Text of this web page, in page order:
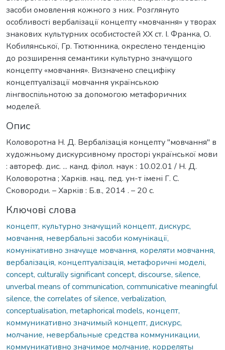
засоби омовлення кожного з них. Розглянуто
особливості вербалізації концепту «мовчання» у творах
знакових культурних особистостей ХХ ст. І. Франка, О.
Кобилянської, Гр. Тютюнника, окреслено тенденцію
до розширення семантики культурно значущого
концепту «мовчання». Визначено специфіку
концептуалізації мовчання українською
лінгвоспільнотою за допомогою метафоричних
моделей.
Опис
Коловоротна Н. Д. Вербалізація концепту "мовчання" в
художньому дискурсивному просторі української мови
: автореф. дис. ... канд. філол. наук : 10.02.01 / Н. Д.
Коловоротна ; Харків. нац. пед. ун-т імені Г. С.
Сковороди. – Харків : Б.в., 2014 . – 20 с.
Ключові слова
концепт, культурно значущий концепт, дискурс,
мовчання, невербальні засоби комунікації,
комунікативно значуще мовчання, кореляти мовчання,
вербалізація, концептуалізація, метафоричні моделі,
concept, culturally significant concept, discourse, silence,
unverbal means of communication, communicative meaningful
silence, the correlates of silence, verbalization,
conceptualisation, metaphorical models, концепт,
коммуникативно значимый концепт, дискурс,
молчание, невербальные средства коммуникации,
коммуникативно значимое молчание, корреляты